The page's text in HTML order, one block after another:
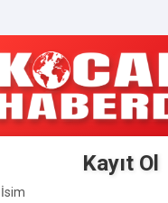
Kayıt Ol
İsim